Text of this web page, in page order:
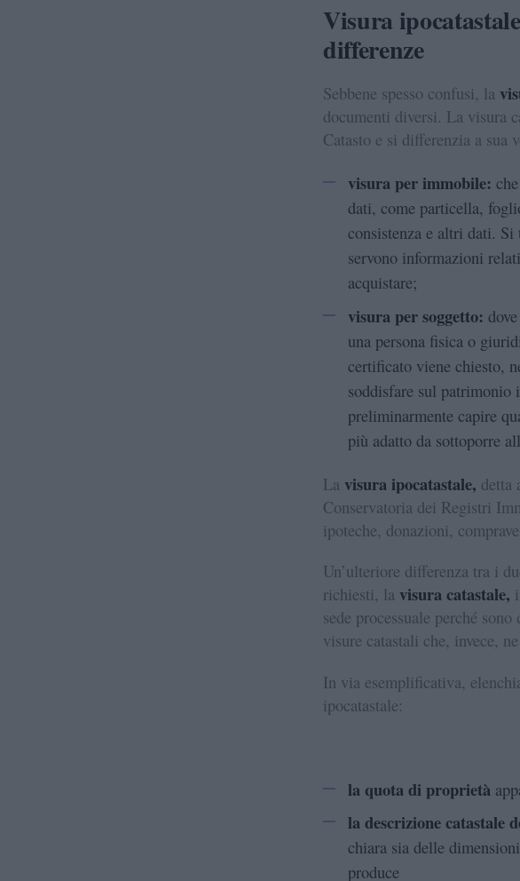
Visura
differenze
Sebbene spesso confusi, la
documenti diversi. La visura
Catasto e si differenzia a sua
visura per immobile:
dati, come particella,
consistenza e altri dati.
servono informazioni
acquistare;
visura per soggetto:
una persona fisica o
certificato viene chiesto,
soddisfare sul
preliminarmente capire
più adatto da sottoporre
La visura ipocatastale, detta
Conservatoria dei Registri
ipoteche, donazioni,
Un’ulteriore differenza tra i
richiesti, la visura catastale,
sede processuale perché
visure catastali che, invece,
In via esemplificativa,
ipocatastale:
la quota di proprietà
la descrizione catastale
chiara sia delle
produce